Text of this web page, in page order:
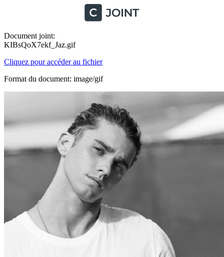
Document joint:
KIBsQoX7ekf_Jaz.gif
Cliquez pour accéder au fichier
Format du document: image/gif